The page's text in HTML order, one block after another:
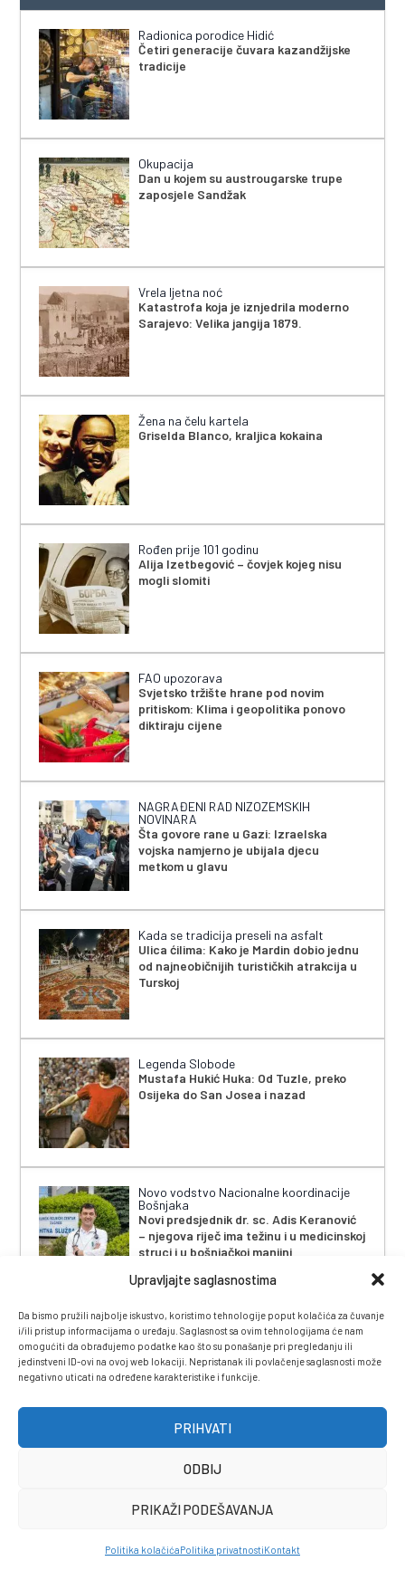
Upravljajte saglasnostima
Da bismo pružili najbolje iskustvo, koristimo tehnologije poput kolačića za čuvanje
i/ili pristup informacijama o uređaju. Saglasnost sa ovim tehnologijama će nam
omogućiti da obrađujemo podatke kao što su ponašanje pri pregledanju ili
jedinstveni ID-ovi na ovoj web lokaciji. Nepristanak ili povlačenje saglasnosti može
negativno uticati na određene karakteristike i funkcije.
PRIHVATI
ODBIJ
PRIKAŽI PODEŠAVANJA
Politika kolačićaPolitika privatnostiKontakt
Radionica porodice Hidić
Četiri generacije čuvara kazandžijske
tradicije
Okupacija
Dan u kojem su austrougarske trupe
zaposjele Sandžak
Vrela ljetna noć
Katastrofa koja je iznjedrila moderno
Sarajevo: Velika jangija 1879.
Žena na čelu kartela
Griselda Blanco, kraljica kokaina
Rođen prije 101 godinu
Alija Izetbegović – čovjek kojeg nisu
mogli slomiti
FAO upozorava
Svjetsko tržište hrane pod novim
pritiskom: Klima i geopolitika ponovo
diktiraju cijene
NAGRAĐENI RAD NIZOZEMSKIH
NOVINARA
Šta govore rane u Gazi: Izraelska
vojska namjerno je ubijala djecu
metkom u glavu
Kada se tradicija preseli na asfalt
Ulica ćilima: Kako je Mardin dobio jednu
od najneobičnijih turističkih atrakcija u
Turskoj
Legenda Slobode
Mustafa Hukić Huka: Od Tuzle, preko
Osijeka do San Josea i nazad
Novo vodstvo Nacionalne koordinacije
Bošnjaka
Novi predsjednik dr. sc. Adis Keranović
– njegova riječ ima težinu i u medicinskoj
struci i u bošnjačkoj manjini